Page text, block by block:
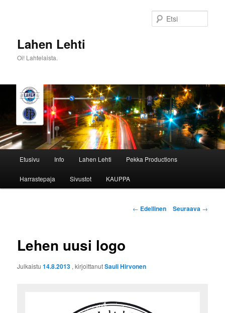
Lahen Lehti
Oi! Lahtelaista.
Etusivu Info Lahen Lehti Pekka Productions
Harrastepaja Sivustot KAUPPA
Artikkelien
← Edellinen Seuraava →
Lehen uusi logo
Julkaistu14.8.2013 , kirjoittanutSauli Hirvonen